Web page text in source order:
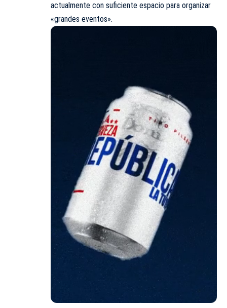
actualmente con suficiente espacio para organizar
«grandes eventos».